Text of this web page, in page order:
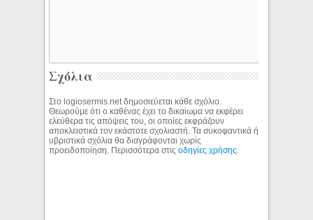
Σχόλια
Στο logiosermis.net δημοσιεύεται κάθε σχόλιο.
Θεωρούμε ότι ο καθένας έχει το δικαίωμα να εκφέρει
ελεύθερα τις απόψεις του, οι οποίες εκφράζουν
αποκλειστικά τον εκάστοτε σχολιαστή. Τα συκοφαντικά ή
υβριστικά σχόλια θα διαγράφονται χωρίς
προειδοποίηση. Περισσότερα στιςοδηγίες χρήσης